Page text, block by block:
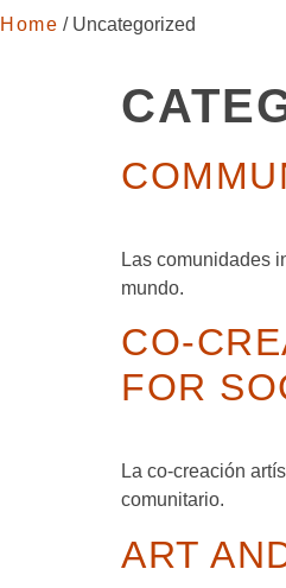
Home / Uncategorized
Las comunidades
mundo.
CO-
FOR
La co-creación
comunitario.
ART